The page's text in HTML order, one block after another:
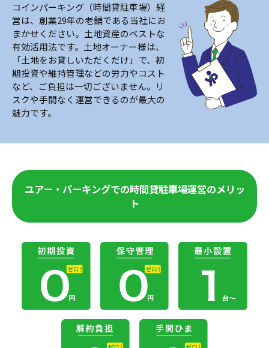
コインパーキング（時間貸駐車場）経
営は、創業29年の老舗である当社にお
まかせください。土地資産のベストな
有効活用法です。土地オーナー様は、
「土地をお貸しいただくだけ」で、初
期投資や維持管理などの労力やコスト
など、ご負担は一切ございません。リ
スクや手間なく運営できるのが最大の
魅力です。
ユアー・パーキングでの時間貸駐車場運営のメリッ
ト